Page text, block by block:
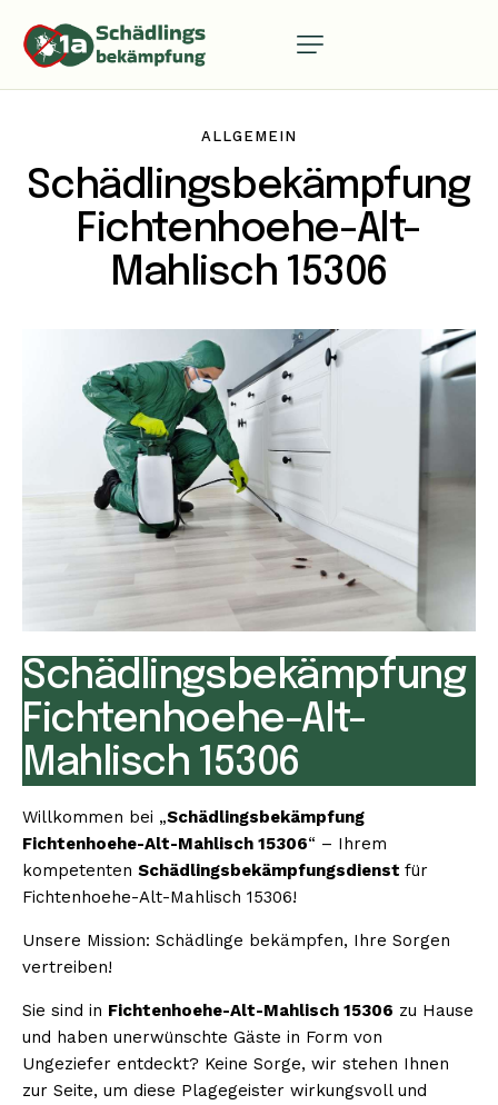
ALLGEMEIN
Schädlingsbekämpfung
Fichtenhoehe-Alt-
Mahlisch 15306
Schädlingsbekämpfung
Fichtenhoehe-Alt-
Mahlisch 15306
Willkommen bei „Schädlingsbekämpfung
Fichtenhoehe-Alt-Mahlisch 15306“ – Ihrem
kompetenten Schädlingsbekämpfungsdienst für
Fichtenhoehe-Alt-Mahlisch 15306!
Unsere Mission: Schädlinge bekämpfen, Ihre Sorgen
vertreiben!
Sie sind in Fichtenhoehe-Alt-Mahlisch 15306 zu Hause
und haben unerwünschte Gäste in Form von
Ungeziefer entdeckt? Keine Sorge, wir stehen Ihnen
zur Seite, um diese Plagegeister wirkungsvoll und